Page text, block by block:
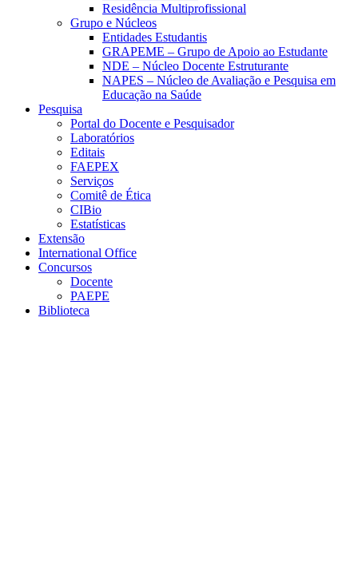
Residência Multiprofissional
Grupo e Núcleos
Entidades Estudantis
GRAPEME – Grupo de Apoio ao Estudante
NDE – Núcleo Docente Estruturante
NAPES – Núcleo de Avaliação e Pesquisa em
Educação na Saúde
Pesquisa
Portal do Docente e Pesquisador
Laboratórios
Editais
FAEPEX
Serviços
Comitê de Ética
CIBio
Estatísticas
Extensão
International Office
Concursos
Docente
PAEPE
Biblioteca